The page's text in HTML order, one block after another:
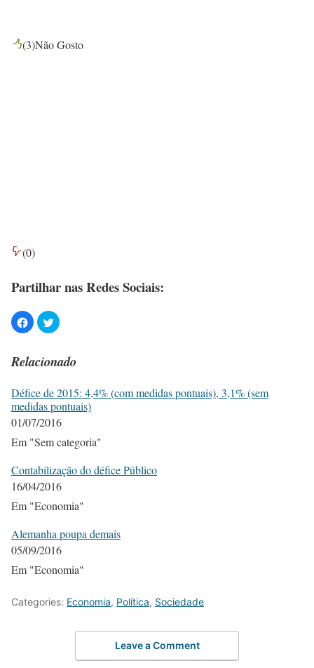
(3)Não Gosto
(0)
Partilhar nas Redes Sociais:
Relacionado
Défice de 2015: 4,4% (com medidas pontuais), 3,1% (sem
medidas pontuais)
01/07/2016
Em "Sem categoria"
Contabilização do défice Público
16/04/2016
Em "Economia"
Alemanha poupa demais
05/09/2016
Em "Economia"
Categories: Economia, Política, Sociedade
Leave a Comment